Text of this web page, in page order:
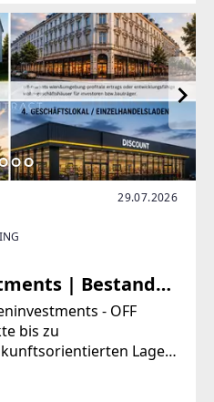
29.07.2026
| Bestands-
|
Lagen in
- OFF
bis zu
Lagen
Sie von
in